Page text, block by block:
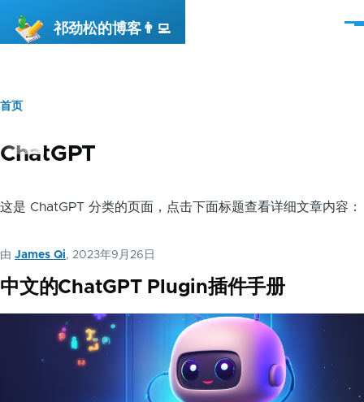
祁劲松的博客👨‍💻
菜
面
包
首页
ChatGPT
这是 ChatGPT 分类的页面，点击下面标题查看详细文章内容：
由 James Qi, 2023年9月26日
中文的ChatGPT Plugin插件手册